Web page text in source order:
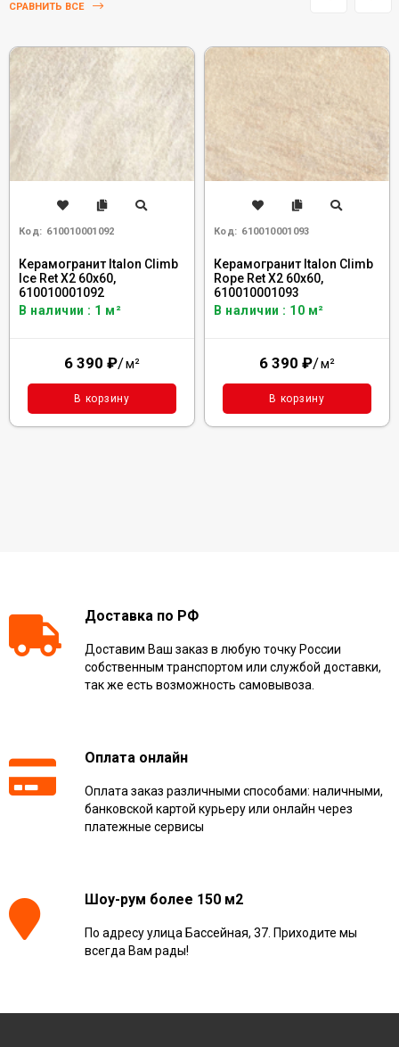
СРАВНИТЬ ВСЕ
Код: 610010001092
Керамогранит Italon Climb
Ice Ret X2 60x60,
610010001092
В наличии : 1 м²
6 390 ₽/м²
В корзину
Код: 610010001093
Керамогранит Italon Climb
Rope Ret X2 60x60,
610010001093
В наличии : 10 м²
6 390 ₽/м²
В корзину
Доставка по РФ
Доставим Ваш заказ в любую точку России
собственным транспортом или службой доставки,
так же есть возможность самовывоза.
Оплата онлайн
Оплата заказ различными способами: наличными,
банковской картой курьеру или онлайн через
платежные сервисы
Шоу-рум более 150 м2
По адресу улица Бассейная, 37. Приходите мы
всегда Вам рады!